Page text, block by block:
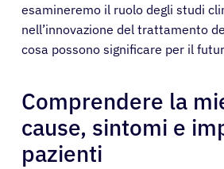
esamineremo il ruolo degli studi
nell’innovazione del trattamento
cosa possono significare per il
Comprendere la
cause, sintomi e
pazienti